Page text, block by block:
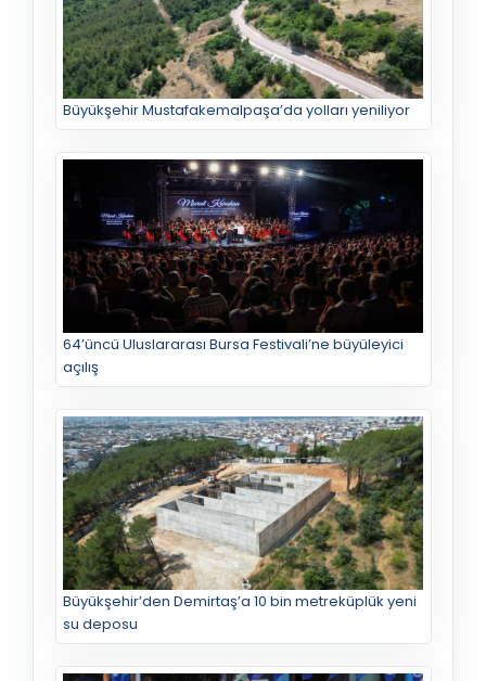
Büyükşehir Mustafakemalpaşa’da yolları yeniliyor
64’üncü Uluslararası Bursa Festivali’ne büyüleyici
açılış
Büyükşehir’den Demirtaş’a 10 bin metreküplük yeni
su deposu